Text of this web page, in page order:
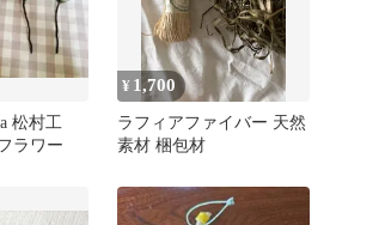
松村工
ラワー
¥ 1,700
ラフィアファイバー 天然
素材 梱包材